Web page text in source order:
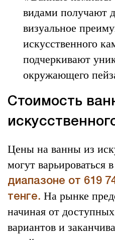
видами получают
визуальное
искусственного
подчеркивают
окружающего
Стоимость
Цены на ванны из
могут варьироваться в
диапазоне от 619
тенге. На рынке
начиная от
вариантов и